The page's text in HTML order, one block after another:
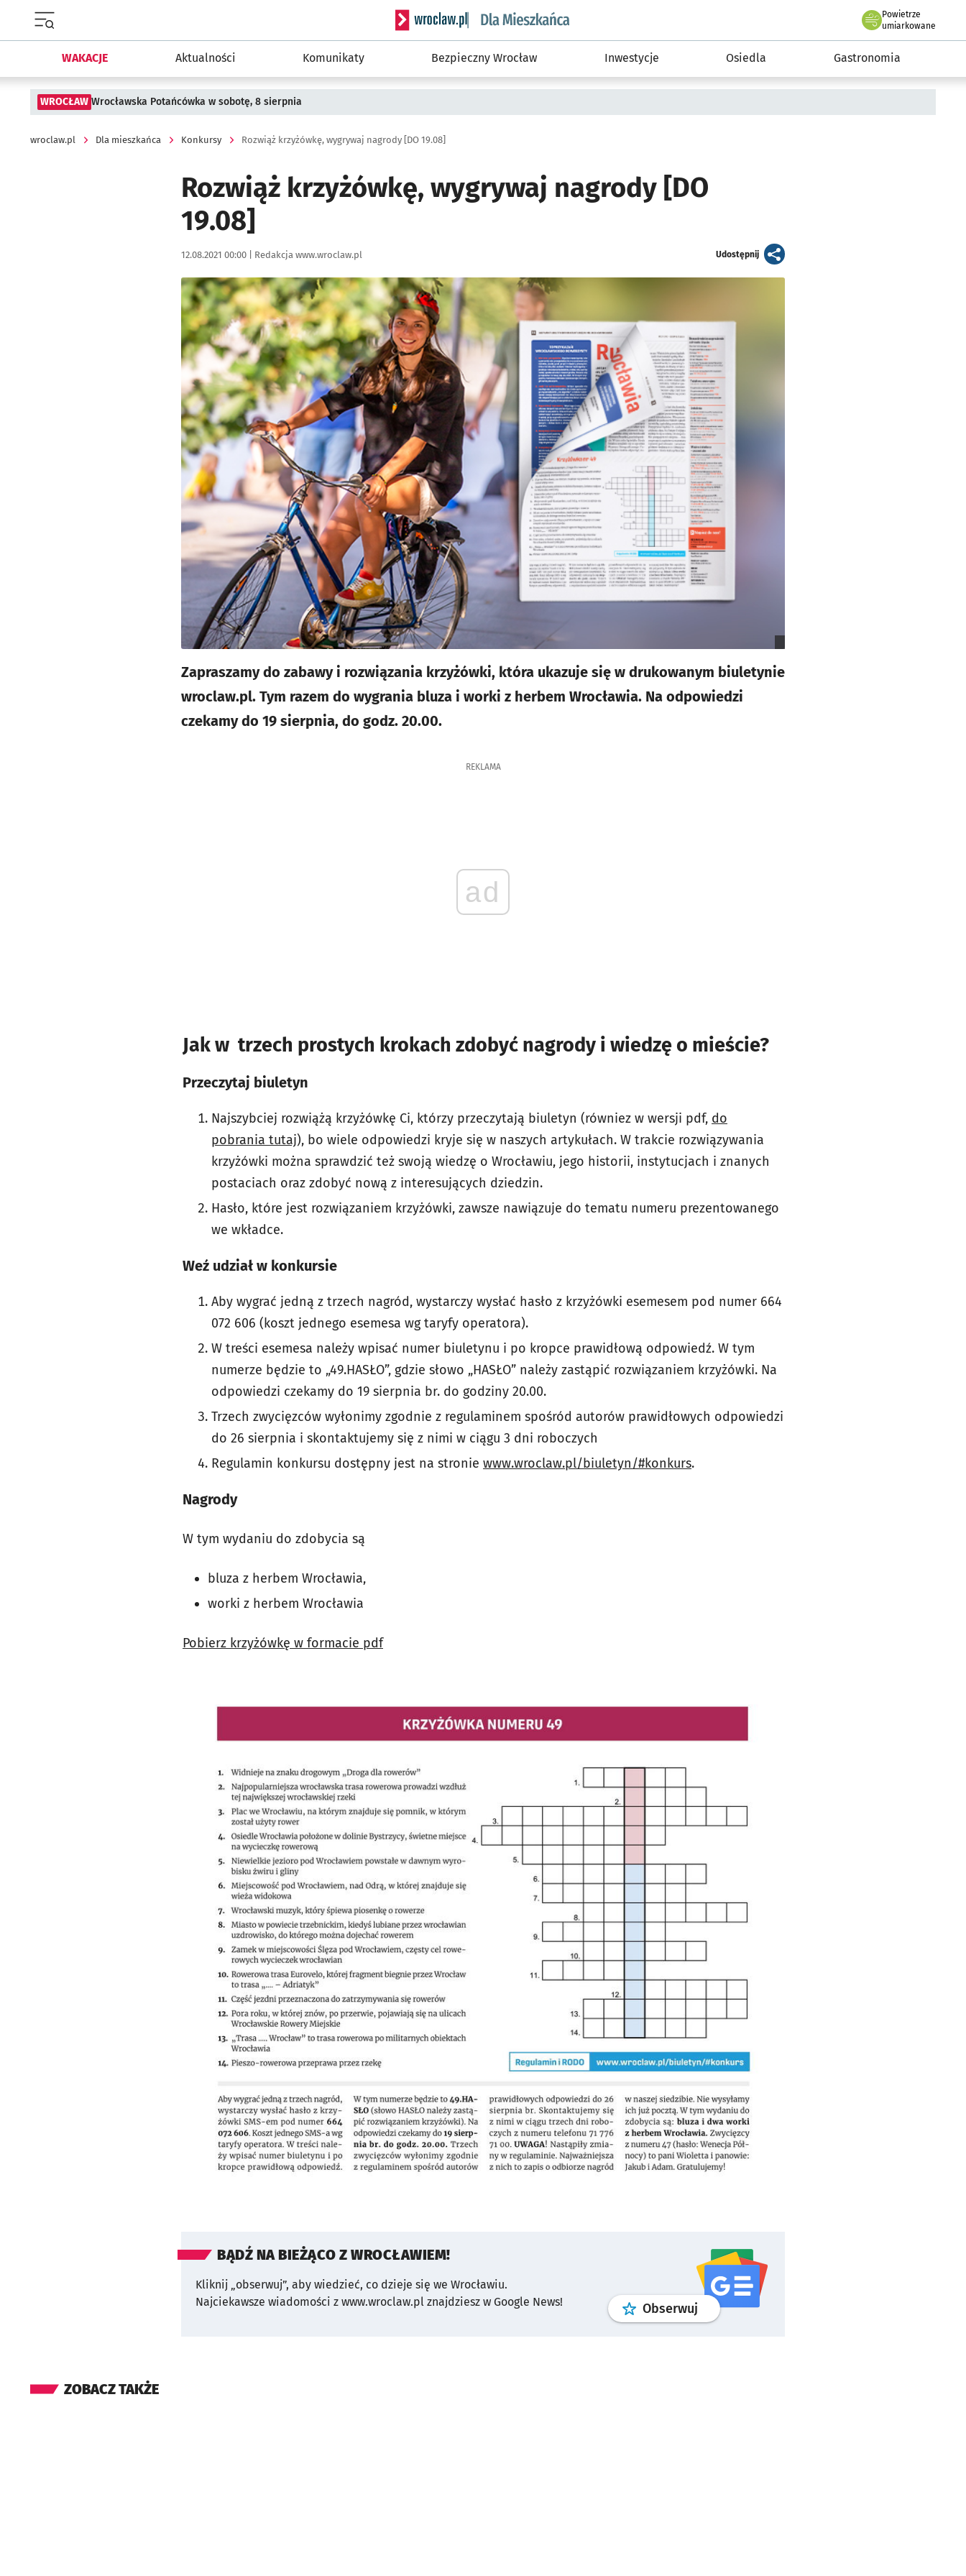
Serwis informacyjny wroclaw.pl podserwis: Dla mieszkańca
Powietrze
we Wrocławiu
umiarkowane
WAKACJE Aktualności Komunikaty Bezpieczny Wrocław Inwestycje Osiedla Gastronomia
WROCŁAW Wrocławska Potańcówka w sobotę, 8 sierpnia
wroclaw.pl Dla mieszkańca Konkursy Rozwiąż krzyżówkę, wygrywaj nagrody [DO 19.08]
Rozwiąż krzyżówkę, wygrywaj nagrody [DO
19.08]
Data publikacji:
12.08.2021 00:00 | Autor:
Redakcja www.wroclaw.pl Udostępnijartykuł
Kliknij, aby powiększyć
Zapraszamy do zabawy i rozwiązania krzyżówki, która ukazuje się w drukowanym biuletynie
wroclaw.pl. Tym razem do wygrania bluza i worki z herbem Wrocławia. Na odpowiedzi
czekamy do 19 sierpnia, do godz. 20.00.
REKLAMA
ad
Jak w trzech prostych krokach zdobyć nagrody i wiedzę o mieście?
Przeczytaj biuletyn
Najszybciej rozwiążą krzyżówkę Ci, którzy przeczytają biuletyn (równiez w wersji pdf, do
pobrania tutaj), bo wiele odpowiedzi kryje się w naszych artykułach. W trakcie rozwiązywania
krzyżówki można sprawdzić też swoją wiedzę o Wrocławiu, jego historii, instytucjach i znanych
postaciach oraz zdobyć nową z interesujących dziedzin.
Hasło, które jest rozwiązaniem krzyżówki, zawsze nawiązuje do tematu numeru prezentowanego
we wkładce.
Weź udział w konkursie
Aby wygrać jedną z trzech nagród, wystarczy wysłać hasło z krzyżówki esemesem pod numer 664
072 606 (koszt jednego esemesa wg taryfy operatora).
W treści esemesa należy wpisać numer biuletynu i po kropce prawidłową odpowiedź. W tym
numerze będzie to „49.HASŁO”, gdzie słowo „HASŁO” należy zastąpić rozwiązaniem krzyżówki. Na
odpowiedzi czekamy do 19 sierpnia br. do godziny 20.00.
Trzech zwycięzców wyłonimy zgodnie z regulaminem spośród autorów prawidłowych odpowiedzi
do 26 sierpnia i skontaktujemy się z nimi w ciągu 3 dni roboczych
Regulamin konkursu dostępny jest na stronie www.wroclaw.pl/biuletyn/#konkurs.
Nagrody
W tym wydaniu do zdobycia są
bluza z herbem Wrocławia,
worki z herbem Wrocławia
Pobierz krzyżówkę w formacie pdf
BĄDŹ NA BIEŻĄCO Z WROCŁAWIEM!
Kliknij „obserwuj”, aby wiedzieć, co dzieje się we Wrocławiu.
Najciekawsze wiadomości z www.wroclaw.pl znajdziesz w Google News!
Obserwuj profilgoogle news
ZOBACZ TAKŻE